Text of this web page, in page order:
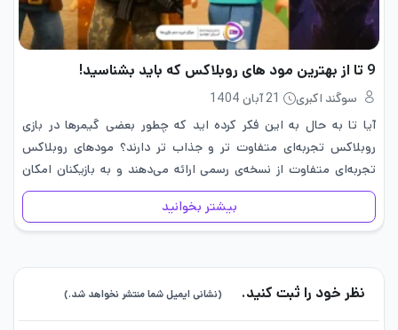
9 تا از بهترین مود های روبلاکس که باید بشناسید!
سوگند اکبری
21 آبان 1404
آیا تا به حال به این فکر کرده اید که چطور بعضی گیمرها در بازی
روبلاکس تجربه‌ای متفاوت تر و جذاب تر دارند؟ مودهای روبلاکس
تجربه‌ای متفاوت از نسخه‌ی رسمی ارائه می‌دهند و به بازیکنان امکان
می‌دهند گرافیک، آیتم‌ها و…
بیشتر بخوانید
نظر خود را ثبت کنید. (نشانی ایمیل شما منتشر نخواهد شد.)